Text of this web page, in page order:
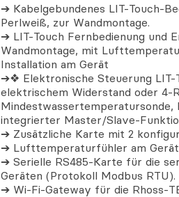
➔ Kabelgebundenes LIT-Touch-
Perlweiß, zur Wandmontage.
➔ LIT-Touch Fernbedienung und
Wandmontage, mit
Installation am Gerät
➔❖ Elektronische Steuerung
elektrischem Widerstand oder
integrierter Master/Slave-
➔ Zusätzliche Karte mit 2
➔ Lufttemperaturfühler am
➔ Serielle RS485-Karte für die
Geräten (Protokoll Modbus RTU).
➔ Wi-Fi-Gateway für die Rhoss-